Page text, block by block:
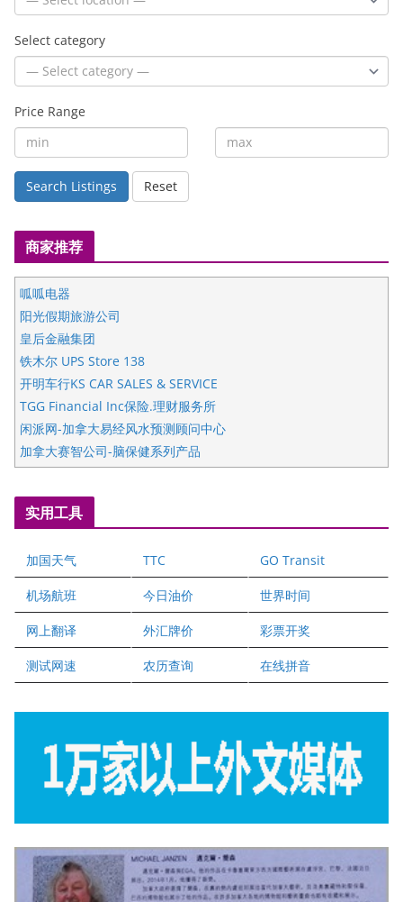
Select category
Price Range
Search Listings Reset
商家推荐
呱呱电器
阳光假期旅游公司
皇后金融集团
铁木尔 UPS Store 138
开明车行KS CAR SALES & SERVICE
TGG Financial Inc保险.理财服务所
闲派网-加拿大易经风水预测顾问中心
加拿大赛智公司-脑保健系列产品
五星国艺拍卖及评估公司
国际注册执业营养师公会
爱德华连锁酒店万锦分店
健健宝公司
二十一世纪美联地产公司
全球趋势移民留学
盛达资本
正点印艺设计
实用工具
加国天气 TTC GO Transit
机场航班 今日油价 世界时间
网上翻译 外汇牌价 彩票开奖
测试网速 农历查询 在线拼音